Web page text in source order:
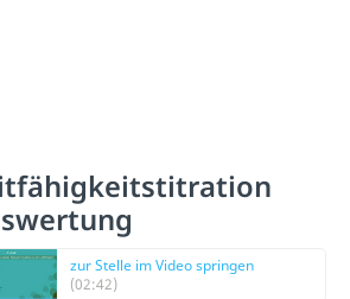
zur Stelle im Video springen
(02:42)